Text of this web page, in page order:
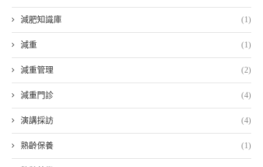
減肥知識庫 (1)
減重 (1)
減重管理 (2)
減重門診 (4)
演講採訪 (4)
熟齡保養 (1)